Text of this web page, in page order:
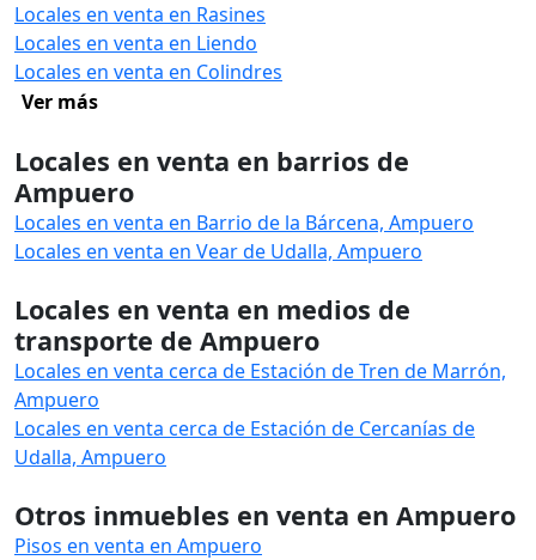
Locales en venta en Rasines
Locales en venta en Liendo
Locales en venta en Colindres
Ver más
Locales en venta en barrios de
Ampuero
Locales en venta en Barrio de la Bárcena, Ampuero
Locales en venta en Vear de Udalla, Ampuero
Locales en venta en medios de
transporte de Ampuero
Locales en venta cerca de Estación de Tren de Marrón,
Ampuero
Locales en venta cerca de Estación de Cercanías de
Udalla, Ampuero
Otros inmuebles en venta en Ampuero
Pisos en venta en Ampuero